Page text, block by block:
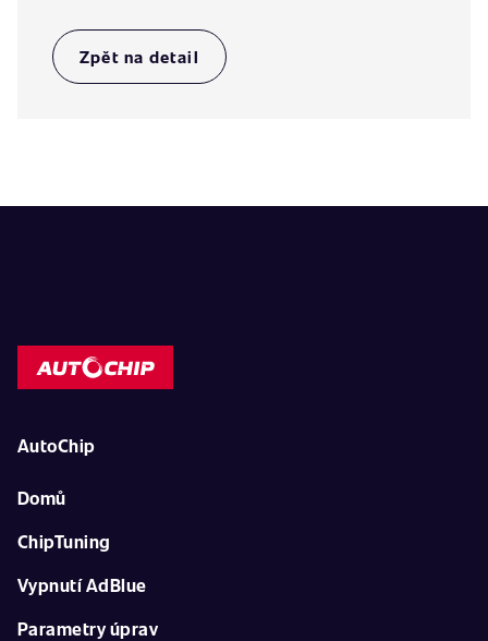
Zpět na detail
AutoChip
Domů
ChipTuning
Vypnutí AdBlue
Parametry úprav